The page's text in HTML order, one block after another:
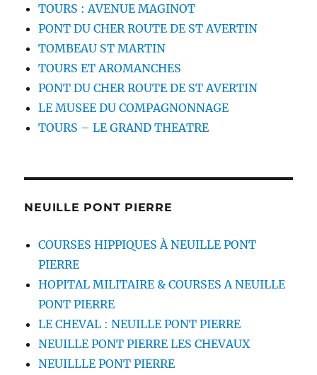
TOURS : AVENUE MAGINOT
PONT DU CHER ROUTE DE ST AVERTIN
TOMBEAU ST MARTIN
TOURS ET AROMANCHES
PONT DU CHER ROUTE DE ST AVERTIN
LE MUSEE DU COMPAGNONNAGE
TOURS – LE GRAND THEATRE
NEUILLE PONT PIERRE
COURSES HIPPIQUES À NEUILLE PONT
PIERRE
HOPITAL MILITAIRE & COURSES A NEUILLE
PONT PIERRE
LE CHEVAL : NEUILLE PONT PIERRE
NEUILLE PONT PIERRE LES CHEVAUX
NEUILLLE PONT PIERRE